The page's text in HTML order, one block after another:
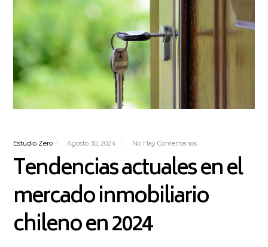
Estudio Zero Agosto 30, 2024 No Hay Comentarios
Tendencias actuales en el
mercado inmobiliario
chileno en 2024